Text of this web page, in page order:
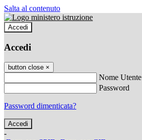
Salta al contenuto
Accedi
Accedi
button close ×
Nome Utente
Password
Password dimenticata?
-